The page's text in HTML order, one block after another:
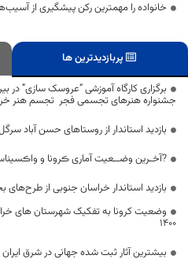
خانواده را مهمترین رکن پیشگیری از
پربازدیدترین ها
برگزاری کارگاه آموزشی “عروسک سازی” در
جشنواره هنرهای تجسمی فجر تجسم هنر
بازدید استاندار از روستاهای حسن آباد
?آخـرین وضــعیت آماری ڪرونا و
بازدید استاندار خراسان جنوبی از
۱۴۰۰
بیشترین آثار ثبت شده جهانی در شرق